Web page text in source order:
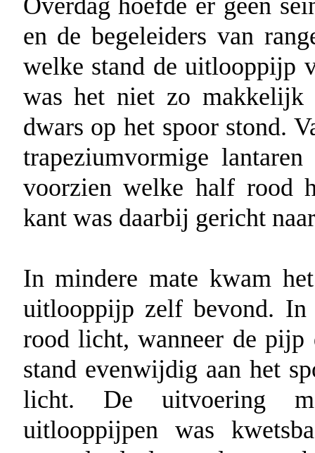
en de begeleiders van
welke stand de uitlooppijp
was het niet zo
dwars op het spoor stond.
trapeziumvormige
voorzien welke half rood
kant was daarbij gericht
In mindere mate kwam
uitlooppijp zelf bevond. In
rood licht, wanneer de
stand evenwijdig aan het
licht. De uitvoering
uitlooppijpen was